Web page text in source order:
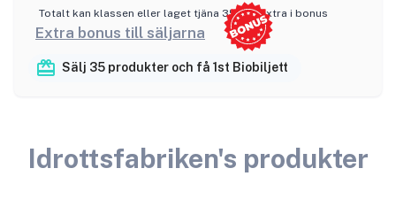
Totalt kan klassen eller laget tjäna 3500:- extra i bonus
Extra bonus till säljarna
Sälj 35 produkter och få 1st Biobiljett
Idrottsfabriken's produkter